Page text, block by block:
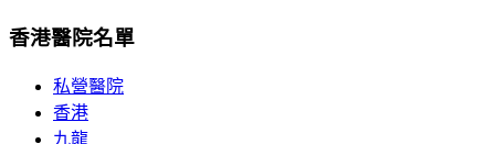
香港醫院名單
私營醫院
香港
九龍